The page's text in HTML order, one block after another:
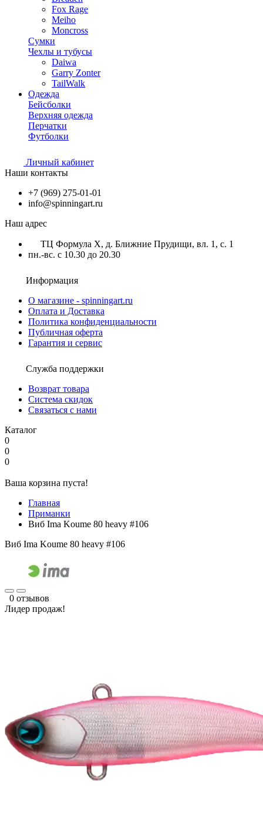
Fox Rage
Meiho
Moncross
Сумки
Чехлы и тубусы
Daiwa
Garry Zonter
TailWalk
Одежда
Бейсболки
Верхняя одежда
Перчатки
Футболки
Личный кабинет
Наши контакты
+7 (969) 275-01-01
info@spinningart.ru
Наш адрес
ТЦ Формула X, д. Ближние Прудищи, вл. 1, с. 1
пн.-вс. с 10.30 до 20.30
Информация
О магазине - spinningart.ru
Оплата и Доставка
Политика конфиденциальности
Публичная оферта
Гарантия и сервис
Служба поддержки
Возврат товара
Система скидок
Связаться с нами
Каталог
0
0
0
Ваша корзина пуста!
Главная
Приманки
Виб Ima Koume 80 heavy #106
Виб Ima Koume 80 heavy #106
0 отзывов
Лидер продаж!